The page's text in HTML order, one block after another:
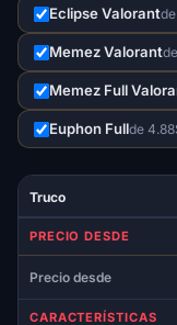
Eclipse Valorant
Memez Valorant
Memez Full
Euphon Fullde
Truco
PRECIO DESDE
Precio desde
CARACTERÍSTICAS